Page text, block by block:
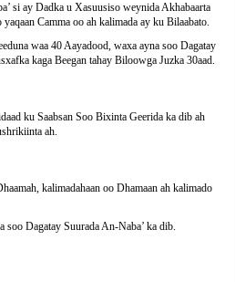
si ay Dadka u Xasuusiso weynida Akhabaarta
Camma oo ah kalimada ay ku Bilaabato.
waa 40 Aayadood, waxa ayna soo Dagatay
kaga Beegan tahay Biloowga Juzka 30aad.
ku Saabsan Soo Bixinta Geerida ka dib ah
ah.
kalimadahaan oo Dhamaan ah kalimado
soo Dagatay Suurada An-Naba’ ka dib.